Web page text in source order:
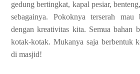
gedung bertingkat, kapal pesiar,
sebagainya. Pokoknya terserah
dengan kreativitas kita. Semua bahan
kotak-kotak. Mukanya saja berbentuk
di masjid!